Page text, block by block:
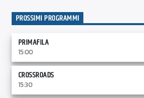
PROSSIMI PROGRAMMI
PRIMAFILA
15:00
CROSSROADS
15:30